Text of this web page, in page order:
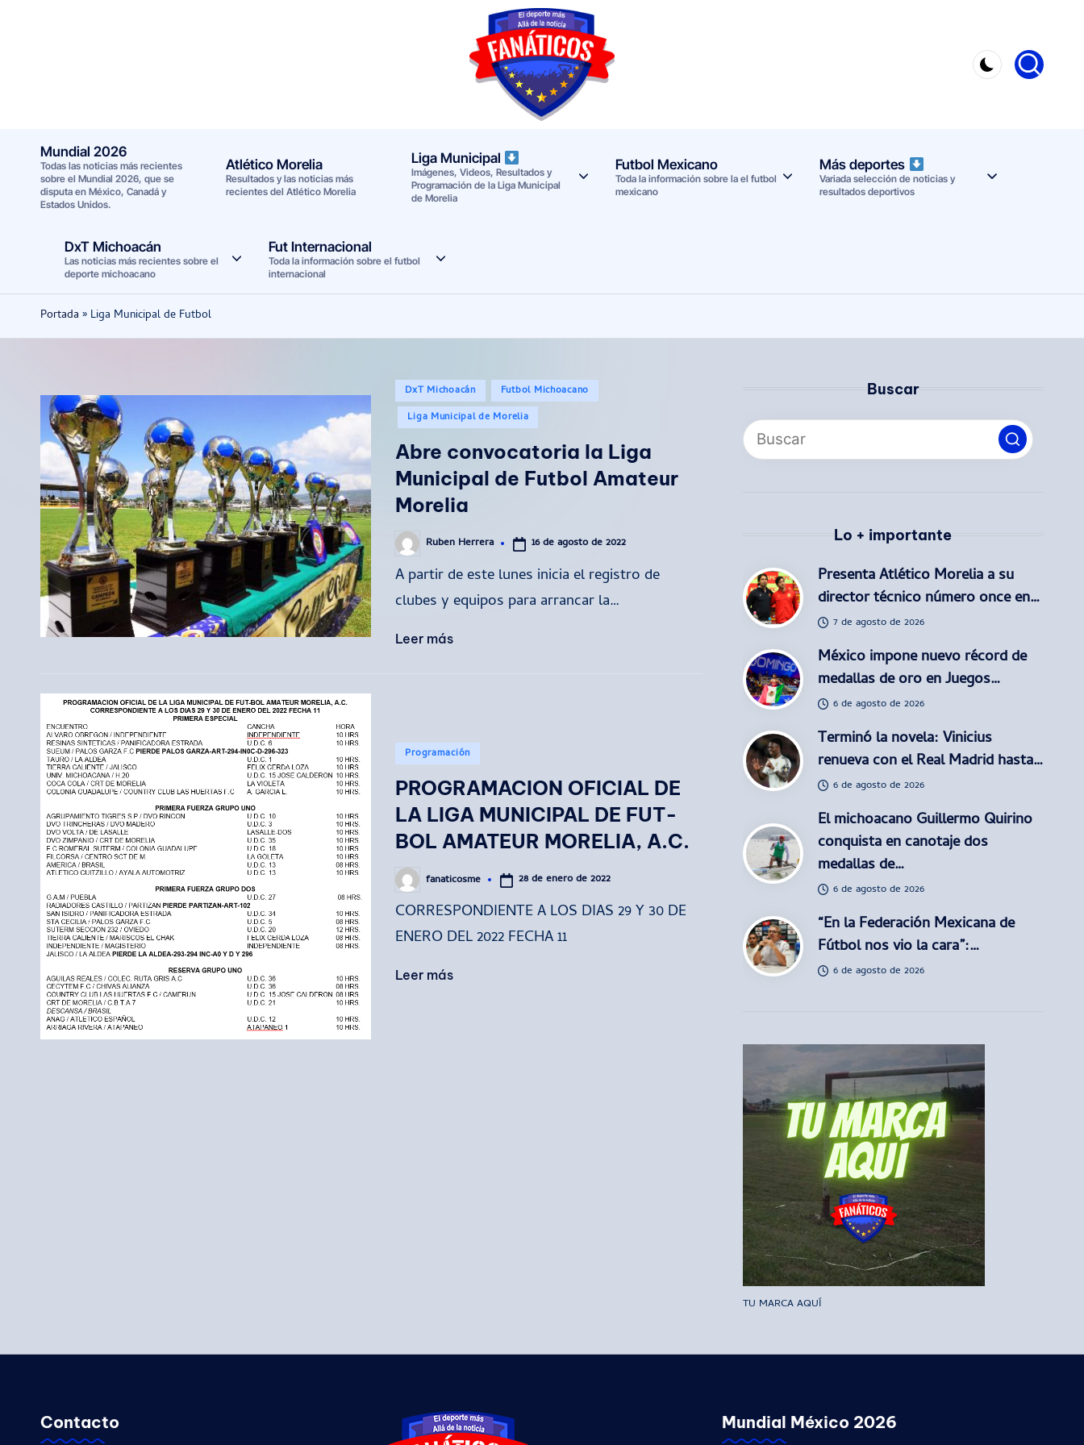
F
a
a
Noticias
deportivas
2026
Mundial 2026
Todas las noticias más recientes
sobre el Mundial 2026, que se
disputa en México, Canadá y
Estados Unidos.
Atlético Morelia
Resultados y las noticias más
recientes del Atlético Morelia
Liga Municipal
Imágenes, Videos, Resultados y
Programación de la Liga Municipal
de Morelia
Futbol Mexicano
Toda la información sobre la el futbol
mexicano
Más deportes
Variada selección de noticias y
resultados deportivos
DxT Michoacán
Las noticias más recientes sobre el
deporte michoacano
Fut Internacional
Toda la información sobre el futbol
internacional
Portada » Liga Municipal de Futbol
Publicado
en
DxT Michoacán
Futbol Michoacano
Liga Municipal de Morelia
Abre convocatoria la Liga
Municipal de Futbol Amateur
Morelia
Publicado
por
Ruben Herrera 16 de agosto de 2022
A partir de este lunes inicia el registro de
clubes y equipos para arrancar la…
Leer más
Publicado
en
Programación
PROGRAMACION OFICIAL DE
LA LIGA MUNICIPAL DE FUT-
BOL AMATEUR MORELIA, A.C.
Publicado
por
fanaticosme 28 de enero de 2022
CORRESPONDIENTE A LOS DIAS 29 Y 30 DE
ENERO DEL 2022 FECHA 11
Leer más
Buscar
Lo + importante
Presenta Atlético Morelia a su
director técnico número once en…
7 de agosto de 2026
México impone nuevo récord de
medallas de oro en Juegos…
6 de agosto de 2026
Terminó la novela: Vinicius
renueva con el Real Madrid hasta…
6 de agosto de 2026
El michoacano Guillermo Quirino
conquista en canotaje dos
medallas de…
6 de agosto de 2026
“En la Federación Mexicana de
Fútbol nos vio la cara”:…
6 de agosto de 2026
TU MARCA AQUÍ
Contacto Mundial México 2026